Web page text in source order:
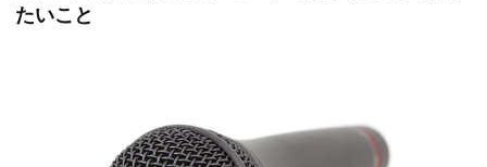
たいこと